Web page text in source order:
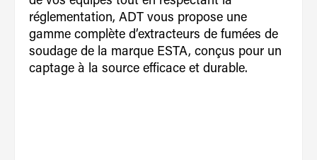
réglementation, ADT vous propose une
gamme complète d’extracteurs de fumées de
soudage de la marque ESTA, conçus pour un
captage à la source efficace et durable.